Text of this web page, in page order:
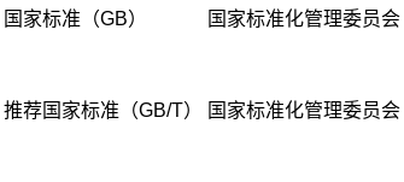
国家标准（GB） 国家标准化管理委员会
推荐国家标准（GB/T） 国家标准化管理委员会